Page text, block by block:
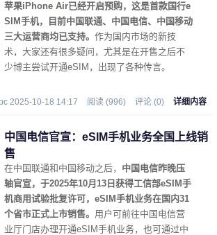
苹果iPhone Air已经开启预购，这是首款国行e
SIM手机，目前中国联通、中国电信、中国移动
三大运营商均已支持。 作为国内市场的新技
术，大家还有很多疑问，尤其是在开售之后不
少博主尝试开通eSIM，出现了各种传言。
2025-10-18 14:17 阅读 (996) 评论 (0) 详细内容
中国电信官宣：eSIM手机业务全国上线销
售
在中国联通和中国移动之后， 中国电信昨晚压
轴官宣，于2025年10月13日获得工信部eSIM手
机商用试验批复许可，eSIM手机业务在国内31
个省市正式上市销售。 用户可前往中国电信营
业厅门店办理开通eSIM手机业务，也可通过中